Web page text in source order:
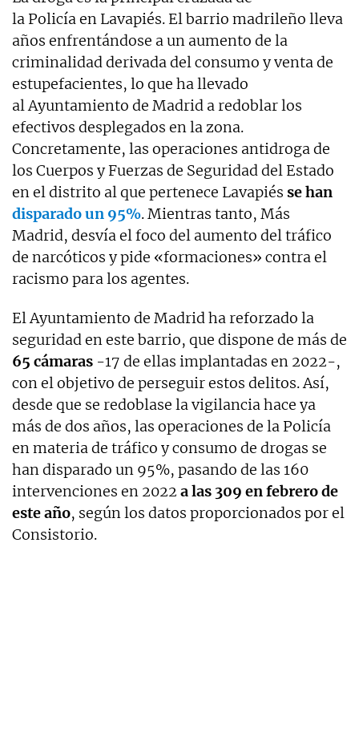
la Policía en Lavapiés. El barrio madrileño lleva
años enfrentándose a un aumento de la
criminalidad derivada del consumo y venta de
estupefacientes, lo que ha llevado
al Ayuntamiento de Madrid a redoblar los
efectivos desplegados en la zona.
Concretamente, las operaciones antidroga de
los Cuerpos y Fuerzas de Seguridad del Estado
en el distrito al que pertenece Lavapiés se han
disparado un 95%. Mientras tanto, Más
Madrid, desvía el foco del aumento del tráfico
de narcóticos y pide «formaciones» contra el
racismo para los agentes.
El Ayuntamiento de Madrid ha reforzado la
seguridad en este barrio, que dispone de más de
65 cámaras -17 de ellas implantadas en 2022-,
con el objetivo de perseguir estos delitos. Así,
desde que se redoblase la vigilancia hace ya
más de dos años, las operaciones de la Policía
en materia de tráfico y consumo de drogas se
han disparado un 95%, pasando de las 160
intervenciones en 2022 a las 309 en febrero de
este año, según los datos proporcionados por el
Consistorio.